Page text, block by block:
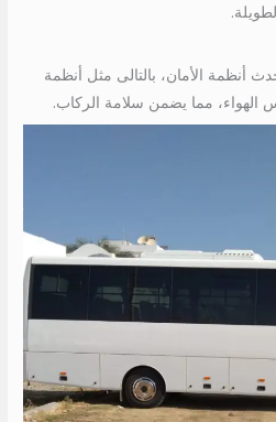
أنظمة الأمان، بالتالى مثل أنظمة
الهواء، مما يضمن سلامة الركاب.